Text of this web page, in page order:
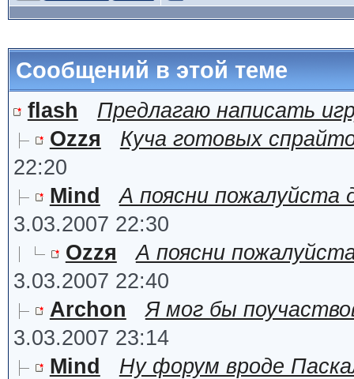
Сообщений в этой теме
flash
Предлагаю написать
Ozzя
Куча готовых
22:20
Mind
А поясни
3.03.2007 22:30
Ozzя
А поясни
3.03.2007 22:40
Archon
Я мог бы
3.03.2007 23:14
Mind
Ну форум вроде